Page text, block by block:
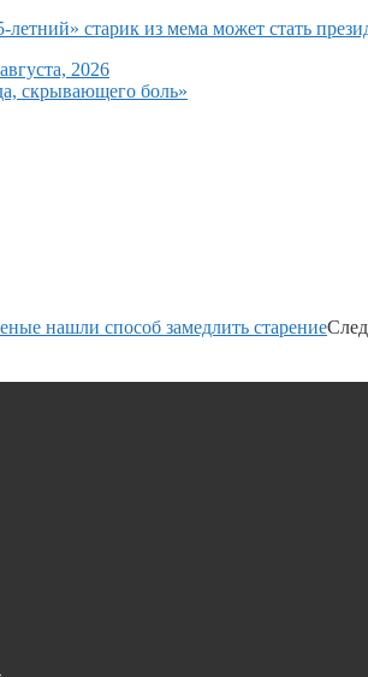
летний» старик из мема может стать
2026
скрывающего боль»
нашли способ замедлить старение